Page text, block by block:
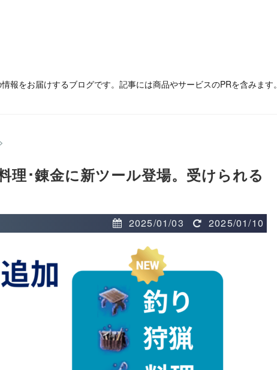
報をお届けするブログです。記事には商品やサービスのPRを含みます。
理･錬金に新ツール登場。受けられる
2025/01/03 2025/01/10